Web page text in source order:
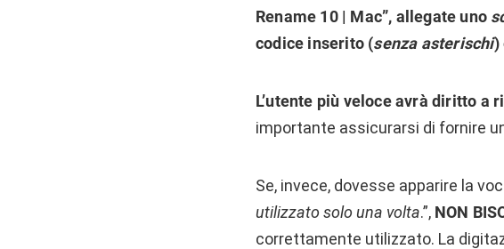
Rename 10 | Mac”, allegate uno
codice inserito (senza asterischi)
L’utente più veloce avrà diritto a
importante assicurarsi di fornire
Se, invece, dovesse apparire la
utilizzato solo una volta.”, NON
correttamente utilizzato. La